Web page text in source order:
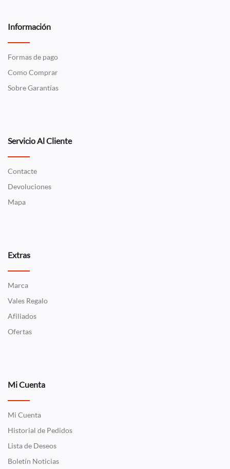
Información
Formas de pago
Como Comprar
Sobre Garantías
Servicio Al Cliente
Contacte
Devoluciones
Mapa
Extras
Marca
Vales Regalo
Afiliados
Ofertas
Mi Cuenta
Mi Cuenta
Historial de Pedidos
Lista de Deseos
Boletín Noticias